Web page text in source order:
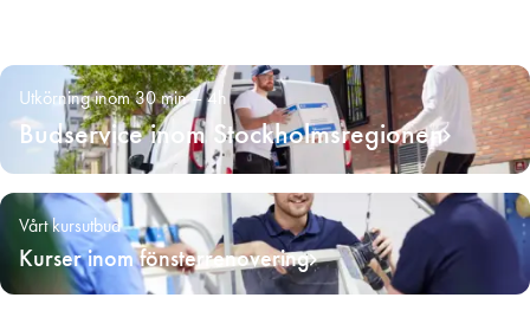
Utkörning inom 30 min – 4h
Budservice inom Stockholmsregionen
Vårt kursutbud
Kurser inom fönsterrenovering